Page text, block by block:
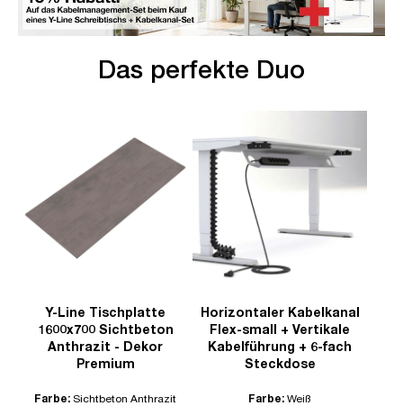
Das perfekte Duo
Y-Line Tischplatte
1600x700 Sichtbeton
Anthrazit - Dekor
Premium
Farbe: Sichtbeton Anthrazit
Horizontaler Kabelkanal
Flex-small + Vertikale
Kabelführung + 6-fach
Steckdose
Farbe: Weiß